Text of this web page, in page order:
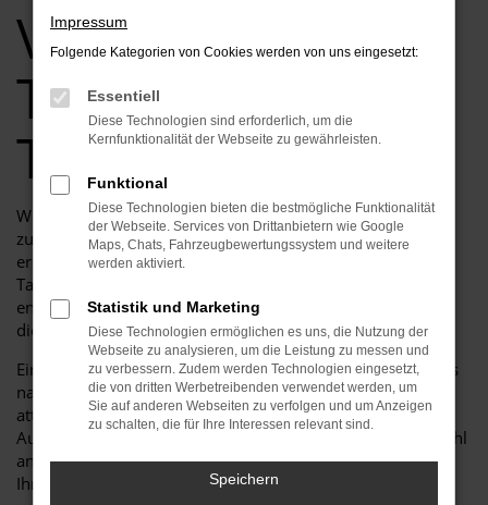
VW Touareg
Tageszulassung -
Top Angebote
Willkommen bei Auto Niedermayer GmbH, Ihrem
zuverlässigen Partner für Qualität, Service und eine
erstklassige Auswahl.
Tauchen Sie ein in die Welt der Tageszulassungen und
entdecken Sie, warum ein VW Touareg mit Tageszulassung
die ideale Wahl für Sie sein kann.
Eine Tageszulassung ermöglicht es Ihnen, die Vorteile eines
nahezu neuen Fahrzeugs zu genießen – und das zu
attraktiven Preisen sowie mit sofortiger Verfügbarkeit. Bei
Auto Niedermayer GmbH finden Sie eine vielfältige Auswahl
an VW Touareg mit Tageszulassung, die darauf wartet, von
Ihnen entdeckt zu werden.
Impressum
Folgende Kategorien von Cookies werden von uns eingesetzt:
Essentiell
Diese Technologien sind erforderlich, um die
Kernfunktionalität der Webseite zu gewährleisten.
Funktional
Diese Technologien bieten die bestmögliche Funktionalität
der Webseite. Services von Drittanbietern wie Google
Maps, Chats, Fahrzeugbewertungssystem und weitere
werden aktiviert.
Statistik und Marketing
Diese Technologien ermöglichen es uns, die Nutzung der
Webseite zu analysieren, um die Leistung zu messen und
zu verbessern. Zudem werden Technologien eingesetzt,
die von dritten Werbetreibenden verwendet werden, um
Sie auf anderen Webseiten zu verfolgen und um Anzeigen
zu schalten, die für Ihre Interessen relevant sind.
Speichern